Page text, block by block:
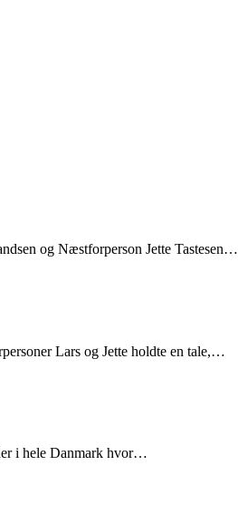
og Næstforperson Jette Tastesen…
Lars og Jette holdte en tale,…
i hele Danmark hvor…